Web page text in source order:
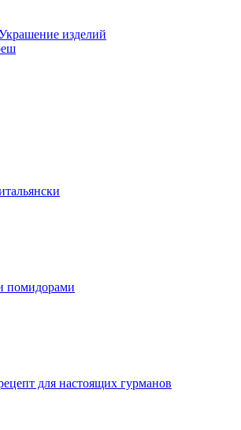
изделий
помидорами
для настоящих гурманов